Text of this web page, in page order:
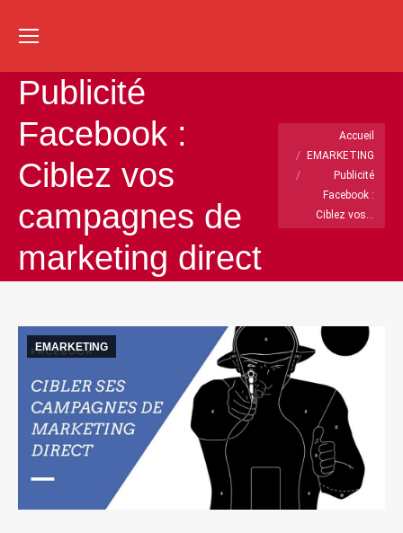
:
Publicité
Facebook :
Ciblez vos
campagnes de
marketing direct
Vous êtes ici :
Accueil
EMARKETING
Publicité
Facebook :
Ciblez vos…
EMARKETING